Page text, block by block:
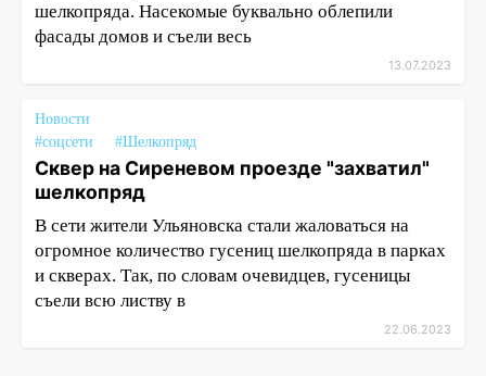
шелкопряда. Насекомые буквально облепили
фасады домов и съели весь
13.07.2023
Новости
#соцсети
#Шелкопряд
Сквер на Сиреневом проезде "захватил"
шелкопряд
В сети жители Ульяновска стали жаловаться на
огромное количество гусениц шелкопряда в парках
и скверах. Так, по словам очевидцев, гусеницы
съели всю листву в
22.06.2023